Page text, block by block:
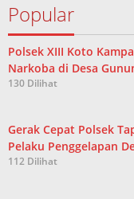
Popular
Polsek XIII Koto
Narkoba di Desa
130 Dilihat
Gerak Cepat Polsek
Pelaku Penggelapan
112 Dilihat